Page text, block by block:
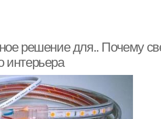
решение для.. Почему
интерьера